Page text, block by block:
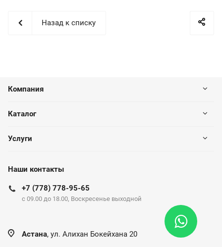
Назад к списку
Компания
Каталог
Услуги
Наши контакты
+7 (778) 778-95-65
c 09.00 до 18.00, Воскресенье выходной
Астана, ул. Алихан Бокейхана 20